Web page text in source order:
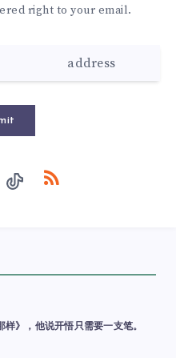
right to your email.
样》，他说开悟只需要一支笔。